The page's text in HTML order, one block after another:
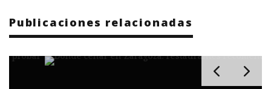
Publicaciones relacionadas